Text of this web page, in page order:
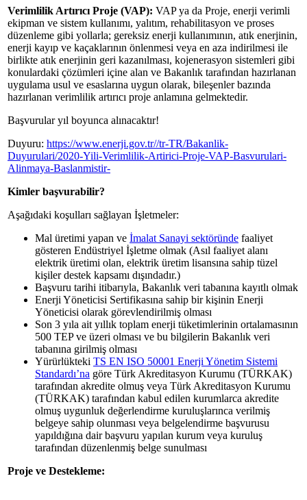
Verimlilik Artırıcı Proje (VAP): VAP ya da Proje, enerji verimli
ekipman ve sistem kullanımı, yalıtım, rehabilitasyon ve proses
düzenleme gibi yollarla; gereksiz enerji kullanımının, atık enerjinin,
enerji kayıp ve kaçaklarının önlenmesi veya en aza indirilmesi ile
birlikte atık enerjinin geri kazanılması, kojenerasyon sistemleri gibi
konulardaki çözümleri içine alan ve Bakanlık tarafından hazırlanan
uygulama usul ve esaslarına uygun olarak, bileşenler bazında
hazırlanan verimlilik artırıcı proje anlamına gelmektedir.
Başvurular yıl boyunca alınacaktır!
Duyuru: https://www.enerji.gov.tr//tr-TR/Bakanlik-
Duyurulari/2020-Yili-Verimlilik-Artirici-Proje-VAP-Basvurulari-
Alinmaya-Baslanmistir-
Kimler başvurabilir?
Aşağıdaki koşulları sağlayan İşletmeler:
Mal üretimi yapan ve İmalat Sanayi sektöründe faaliyet
gösteren Endüstriyel İşletme olmak (Asıl faaliyet alanı
elektrik üretimi olan, elektrik üretim lisansına sahip tüzel
kişiler destek kapsamı dışındadır.)
Başvuru tarihi itibarıyla, Bakanlık veri tabanına kayıtlı olmak
Enerji Yöneticisi Sertifikasına sahip bir kişinin Enerji
Yöneticisi olarak görevlendirilmiş olması
Son 3 yıla ait yıllık toplam enerji tüketimlerinin ortalamasının
500 TEP ve üzeri olması ve bu bilgilerin Bakanlık veri
tabanına girilmiş olması
Yürürlükteki TS EN ISO 50001 Enerji Yönetim Sistemi
Standardı’na göre Türk Akreditasyon Kurumu (TÜRKAK)
tarafından akredite olmuş veya Türk Akreditasyon Kurumu
(TÜRKAK) tarafından kabul edilen kurumlarca akredite
olmuş uygunluk değerlendirme kuruluşlarınca verilmiş
belgeye sahip olunması veya belgelendirme başvurusu
yapıldığına dair başvuru yapılan kurum veya kuruluş
tarafından düzenlenmiş belge sunulması
Proje ve Destekleme: